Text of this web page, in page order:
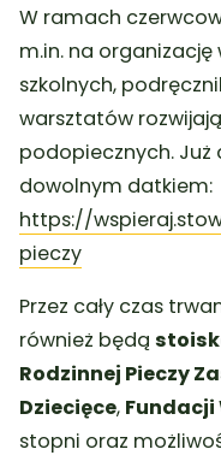
W ramach
m.in. na organizację
szkolnych,
warsztatów
podopiecznych. Już
dowolnym datkiem:
https://
pieczy
Przez cały czas
również będą
Rodzinnej Pieczy
Dziecięce, Fundacji
stopni oraz